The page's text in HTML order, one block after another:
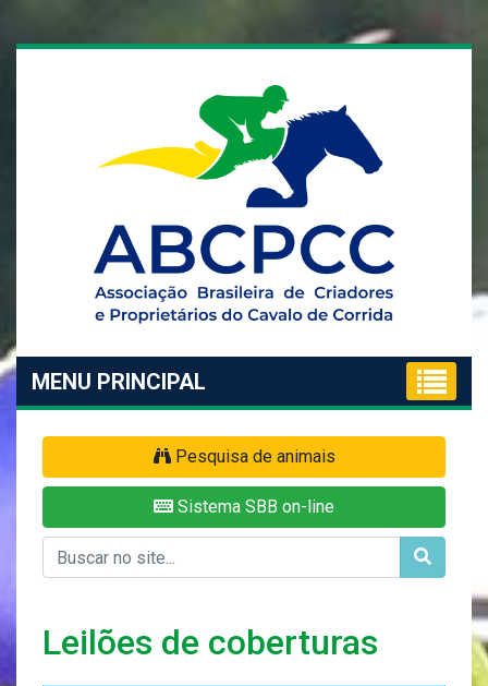
MENU PRINCIPAL
Pesquisa de animais
Sistema SBB on-line
Leilões de coberturas